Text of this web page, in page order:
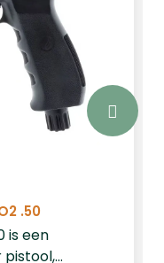
het grootst
in elke
hoge
tot 2
Beslaan of
.50
is een